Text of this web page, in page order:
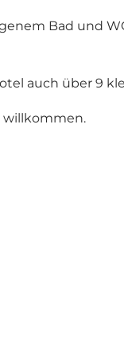
Bad und
auch über 9
willkommen.